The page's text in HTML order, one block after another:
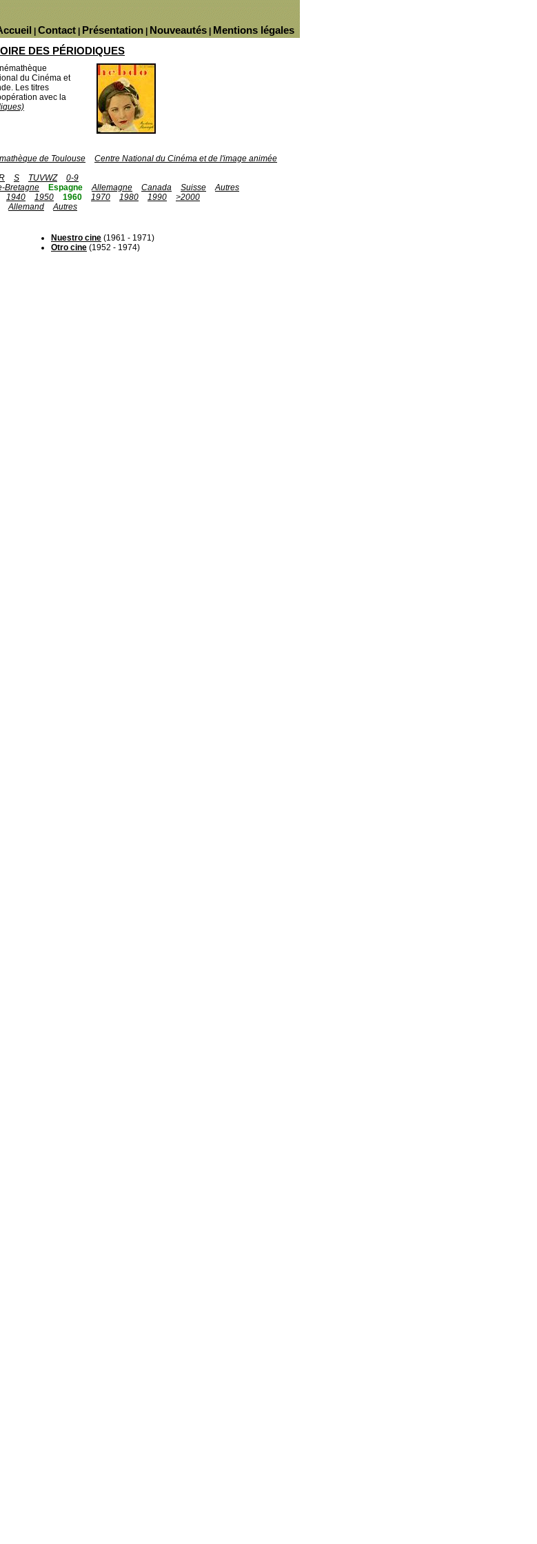
Mentions légales
Nouveautés
Présentation
Contact
DES PÉRIODIQUES
du Cinéma et
Les titres
avec la
de Toulouse
Centre National du Cinéma et de l'image animée
S TUVWZ
0-9
Bretagne Espagne Allemagne Canada Suisse
Autres
1940 1950 1960 1970 1980 1990
>2000
Allemand
Autres
Nuestro cine (1961 - 1971)
Otro cine (1952 - 1974)